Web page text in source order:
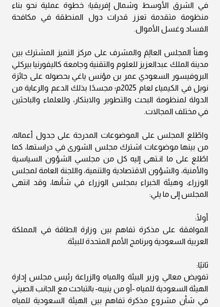
في الشرق الأوسط وشمال إفريقيا؛ خطوة عملية نحو بناء
منظومة متقدمة تعزز قدرات دول المنطقة في مكافحة
الفساد وغسل الأموال.
وهنأ المجلس العالِمَ والمشرف على مركز التميز المشترك بين
مدينة الملك عبدالعزيز للعلوم والتقنية وجامعة كاليفورنيا بيركلي
البروفيسور السعودي عمر بن مؤنس ياغي بحصوله على جائزة
نوبل في الكيمياء لعام 2025م؛ مجسدًا بذلك الدعم والرعاية من
الدولة لمنظومة البحث والتطوير والابتكار، وللعلماء والباحثين
في مختلف المجالات.
واطّلع المجلس على الموضوعات المدرجة على جدول أعماله،
من بينها موضوعات اشترك مجلس الشورى في دراستها، كما
اطّلع على ما انـتهى إليه كل من مجلسي الشؤون السياسية
والأمنية، والشؤون الاقتصادية والتنمية، واللجنة العامة لمجلس
الوزراء، وهيئة الخبراء بمجلس الوزراء في شأنها، وقد انتهى
المجلس إلى ما يلي:
أولًا:
الموافقة على مذكرة تفاهم بين وزارة الطاقة في المملكة
العربية السعودية وبرنامج الأمم المتحدة للبيئة.
ثانيًا:
تفويض معالي وزير البيئة والمياه والزراعة رئيس مجلس إدارة
الهيئة السعودية للمياه -أو من ينيبه- بالتباحث مع الجانب الصيني
في شأن مشروع مذكرة تفاهم بين الهيئة السعودية للمياه